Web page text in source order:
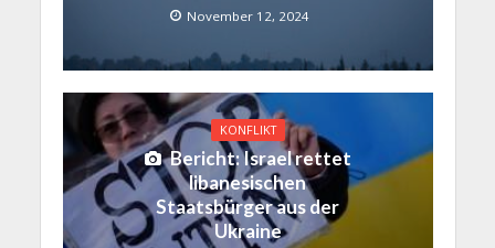
November 12, 2024
KONFLIKT
Bericht: Israel rettet
libanesischen
Staatsbürger aus der
Ukraine